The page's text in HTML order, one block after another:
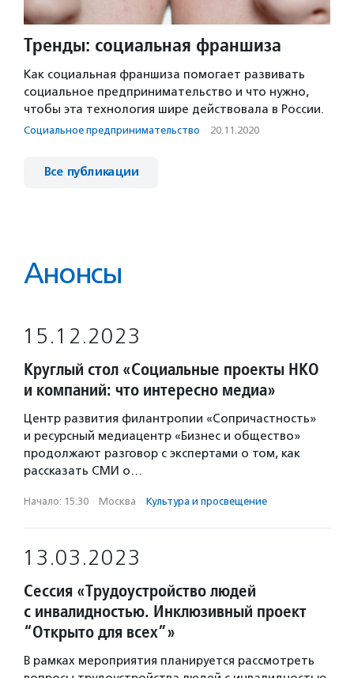
Тренды: социальная франшиза
Как социальная франшиза помогает развивать
социальное предпринимательство и что нужно,
чтобы эта технология шире действовала в России.
Социальное предпри­нима­тель­ство · 20.11.2020
Все публикации
Анонсы
15.12.2023
Круглый стол «Социальные проекты НКО
и компаний: что интересно медиа»
Центр развития филантропии «Сопричастность»
и ресурсный медиацентр «Бизнес и общество»
продолжают разговор с экспертами о том, как
рассказать СМИ о…
Начало: 15:30 · Москва · Культура и просвещение
13.03.2023
Сессия «Трудоустройство людей
с инвалидностью. Инклюзивный проект
“Открыто для всех”»
В рамках мероприятия планируется рассмотреть